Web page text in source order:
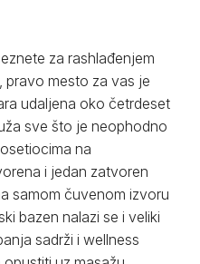
za rashlađenjem
pravo mesto za vas je
udaljena oko četrdeset
sve što je neophodno
na
i jedan zatvoren
samom čuvenom izvoru
bazen nalazi se i veliki
sadrži i wellness